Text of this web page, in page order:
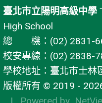
臺北市立陽明高級中學
High School
總 機：(02) 2831-
校安專線：(02) 2838-
學校地址：臺北市士
版權所有 © 2019 -
| Powered by